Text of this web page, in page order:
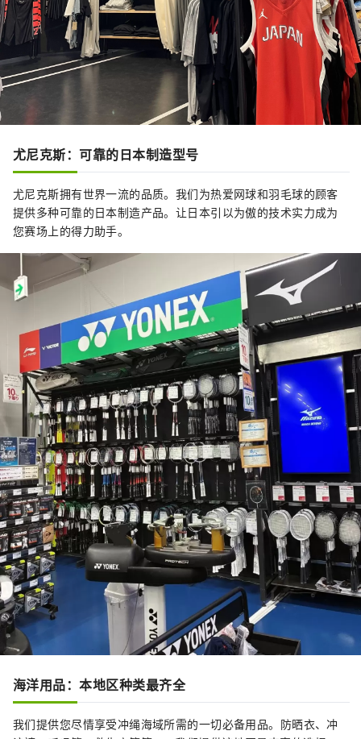
尤尼克斯：可靠的日本制造型号
尤尼克斯拥有世界一流的品质。我们为热爱网球和羽毛球的顾客
提供多种可靠的日本制造产品。让日本引以为傲的技术实力成为
您赛场上的得力助手。
海洋用品：本地区种类最齐全
我们提供您尽情享受冲绳海域所需的一切必备用品。防晒衣、冲